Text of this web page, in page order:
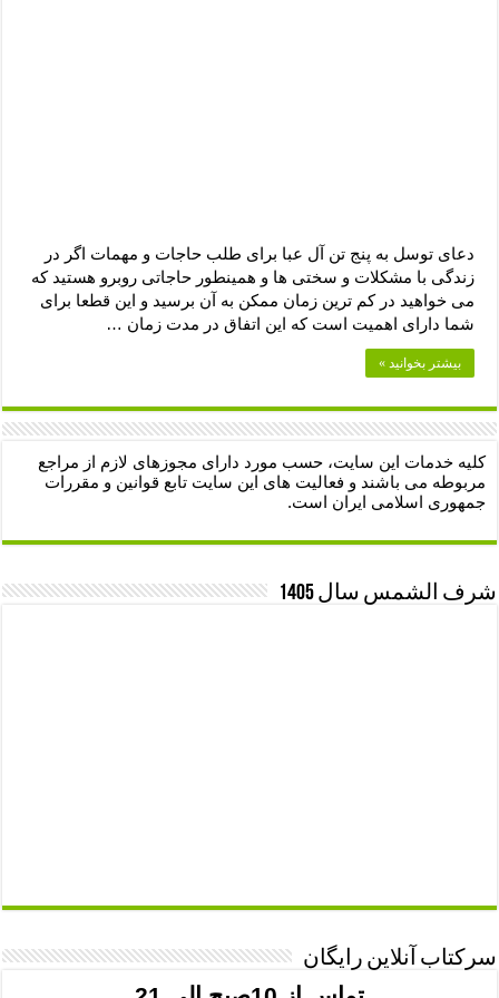
دعای توسل به پنج تن آل عبا برای طلب حاجات و مهمات اگر در
زندگی با مشکلات و سختی ها و همینطور حاجاتی روبرو هستید که
می خواهید در کم ترین زمان ممکن به آن برسید و این قطعا برای
شما دارای اهمیت است که این اتفاق در مدت زمان …
بیشتر بخوانید »
کلیه خدمات این سایت، حسب مورد دارای مجوزهای لازم از مراجع
مربوطه می باشند و فعالیت های این سایت تابع قوانین و مقررات
جمهوری اسلامی ایران است.
شرف الشمس سال 1405
سرکتاب آنلاین رایگان